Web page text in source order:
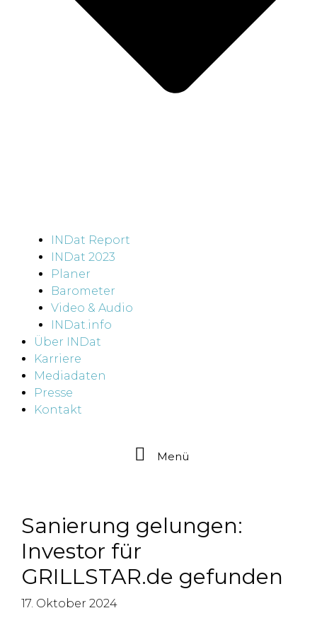
INDat Report
INDat 2023
Planer
Barometer
Video & Audio
INDat.info
Über INDat
Karriere
Mediadaten
Presse
Kontakt
Menü
Sanierung gelungen:
Investor für
GRILLSTAR.de gefunden
17. Oktober 2024